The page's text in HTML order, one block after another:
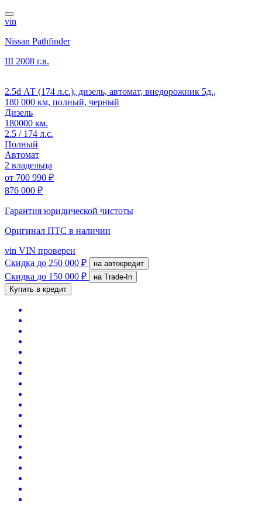
vin
Nissan Pathfinder
III 2008 г.в.
2.5d АТ (174 л.с.), дизель, автомат, внедорожник 5д.,
180 000 км, полный, черный
Дизель
180000 км.
2.5 / 174 л.с.
Полный
Автомат
2 владельца
от 700 990 ₽
876 000 ₽
Гарантия юридической чистоты
Оригинал ПТС в наличии
vin VIN проверен
Скидка до 250 000 ₽ на автокредит
Скидка до 150 000 ₽
на Trade-In
Купить в кредит